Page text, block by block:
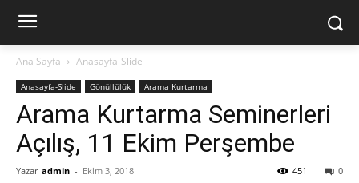
Ana Sayfa Anasayfa-Slide
Anasayfa-Slide Gönüllülük Arama Kurtarma
Arama Kurtarma Seminerleri
Açılış, 11 Ekim Perşembe
Yazar admin - Ekim 3, 2018 0
451